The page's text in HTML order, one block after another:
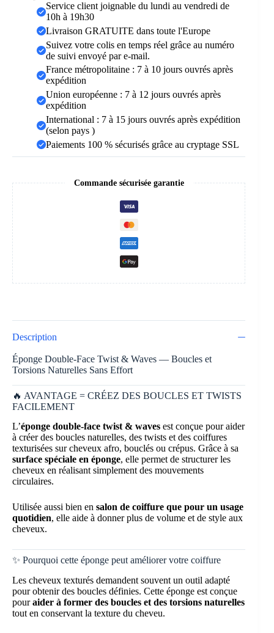
Service client joignable du lundi au vendredi de
10h à 19h30
Livraison GRATUITE dans toute l'Europe
Suivez votre colis en temps réel grâce au numéro
de suivi envoyé par e-mail.
France métropolitaine : 7 à 10 jours ouvrés après
expédition
Union européenne : 7 à 12 jours ouvrés après
expédition
International : 7 à 15 jours ouvrés après expédition
(selon pays )
Paiements 100 % sécurisés grâce au cryptage SSL
Commande sécurisée garantie
Description
Éponge Double-Face Twist & Waves — Boucles et
Torsions Naturelles Sans Effort
🔥 AVANTAGE = CRÉEZ DES BOUCLES ET TWISTS
FACILEMENT
L’éponge double-face twist & waves est conçue pour aider
à créer des boucles naturelles, des twists et des coiffures
texturisées sur cheveux afro, bouclés ou crépus. Grâce à sa
surface spéciale en éponge, elle permet de structurer les
cheveux en réalisant simplement des mouvements
circulaires.
Utilisée aussi bien en salon de coiffure que pour un usage
quotidien, elle aide à donner plus de volume et de style aux
cheveux.
✨ Pourquoi cette éponge peut améliorer votre coiffure
Les cheveux texturés demandent souvent un outil adapté
pour obtenir des boucles définies. Cette éponge est conçue
pouraider à former des boucles et des torsions naturelles
tout en conservant la texture du cheveu.